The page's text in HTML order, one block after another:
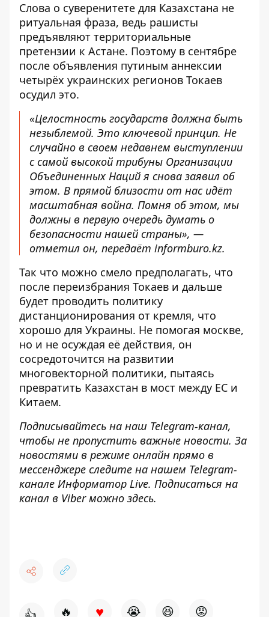
Слова о суверенитете для Казахстана не
ритуальная фраза, ведь рашисты
предъявляют территориальные
претензии к Астане. Поэтому в сентябре
после объявления путиным аннексии
четырёх украинских регионов Токаев
осудил это.
«Целостность государств должна быть
незыблемой. Это ключевой принцип. Не
случайно в своем недавнем выступлении
с самой высокой трибуны Организации
Объединенных Наций я снова заявил об
этом. В прямой близости от нас идёт
масштабная война. Помня об этом, мы
должны в первую очередь думать о
безопасности нашей страны», —
отметил он, передаёт informburo.kz.
Так что можно смело предполагать, что
после переизбрания Токаев и дальше
будет проводить политику
дистанционирования от кремля, что
хорошо для Украины. Не помогая москве,
но и не осуждая её действия, он
сосредоточится на развитии
многовекторной политики, пытаясь
превратить Казахстан в мост между ЕС и
Китаем.
Подписывайтесь на наш Telegram-канал,
чтобы не пропустить важные новости. За
новостями в режиме онлайн прямо в
мессенджере следите на нашем Telegram-
канале Информатор Live. Подписаться на
канал в Viber можно здесь.
🔥 ♥ 😭 😆 😡